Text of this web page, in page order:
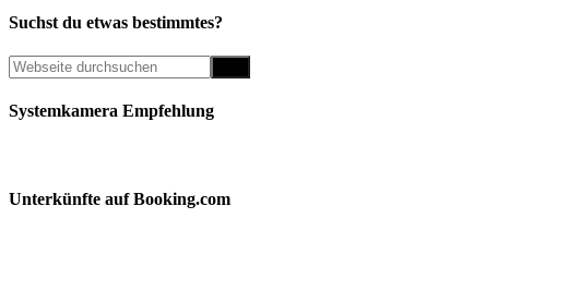
Suchst du etwas bestimmtes?
Systemkamera Empfehlung
Unterkünfte auf Booking.com